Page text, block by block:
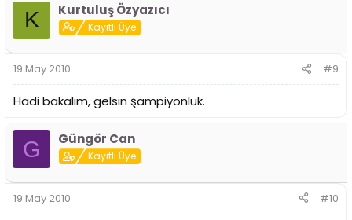
K Kurtuluş Özyazıcı
Kayıtlı Üye
19 May 2010 #9
Hadi bakalım, gelsin şampiyonluk.
G Güngör Can
Kayıtlı Üye
19 May 2010 #10